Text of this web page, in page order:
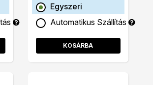
Egyszeri
Automatikus Szállítás
KOSÁRBA